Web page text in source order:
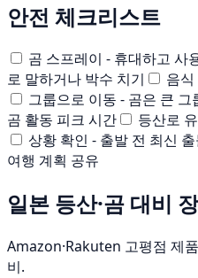
안전 체크리스트
곰 스프레이 - 휴대하고 사
로 말하거나 박수 치기
음
그룹으로 이동 - 곰은 큰 그
곰 활동 피크 시간
등산로
상황 확인 - 출발 전 최신
여행 계획 공유
일본 등산·곰 대비
Amazon·Rakuten 고평점 제
비.